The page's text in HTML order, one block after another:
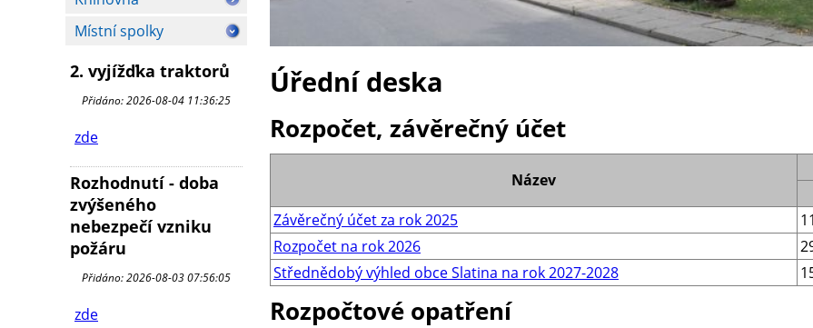
Místní spolky
2. vyjížďka traktorů
Přidáno: 2026-08-04 11:36:25
zde
Rozhodnutí - doba
zvýšeného
nebezpečí vzniku
požáru
Přidáno: 2026-08-03 07:56:05
zde
Úřední deska
Rozpočet, závěrečný účet
Název
Závěrečný účet za rok 2025
Rozpočet na rok 2026
Střednědobý výhled obce Slatina na rok 2027-2028
Rozpočtové opatření